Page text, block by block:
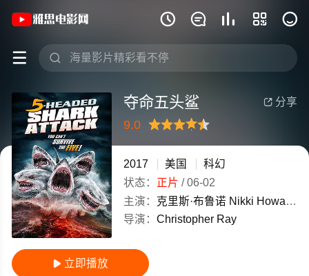
    
 
《夺命五头鲨》(2017)美国英语高清电
 分享
夺命五头鲨
9.0
很差
较差还行推荐力荐
2017 美国
科幻
状态： 正片 /06-02
主演： 克里斯·布鲁诺 Nikki Howard
导演： Christopher Ray
 立即播放